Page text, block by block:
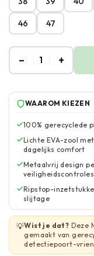
46 47
– 1 +
WAAROM KIEZEN
100% gerecyclede
Lichte EVA-zool
dagelijks comfort
Metaalvrij design
veiligheidscontroles
Ripstop-
slijtage
💡Wist je dat? Deze
gemaakt van
detectiepoort-